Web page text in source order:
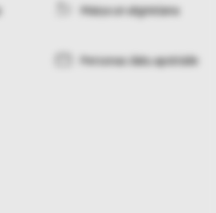
Maiņa un atgriešana
Personas datu apstrāde